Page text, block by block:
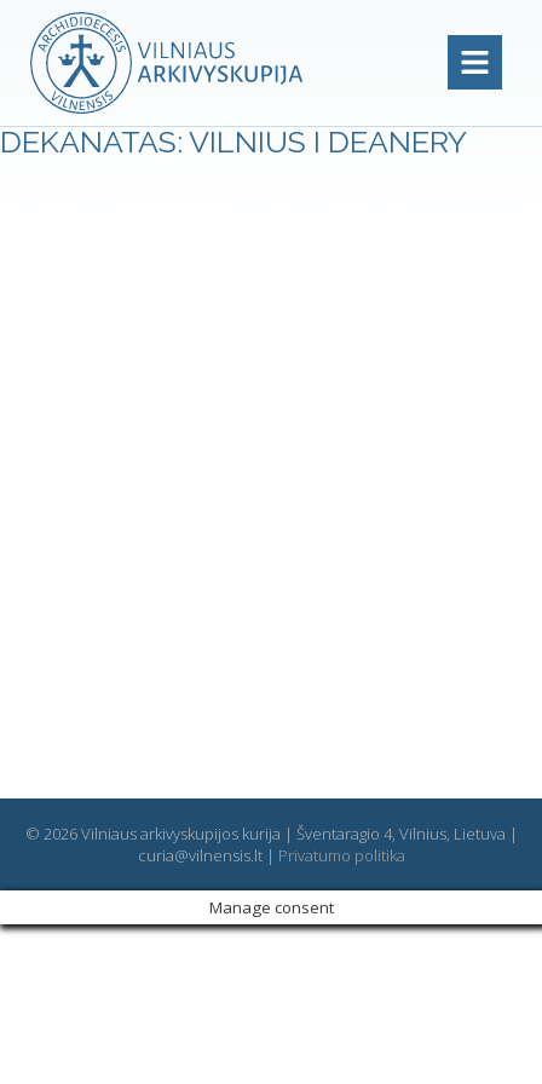
DEKANATAS: VILNIUS I DEANERY
© 2026 Vilniaus arkivyskupijos kurija | Šventaragio 4, Vilnius, Lietuva |
curia@vilnensis.lt | Privatumo politika
Manage consent